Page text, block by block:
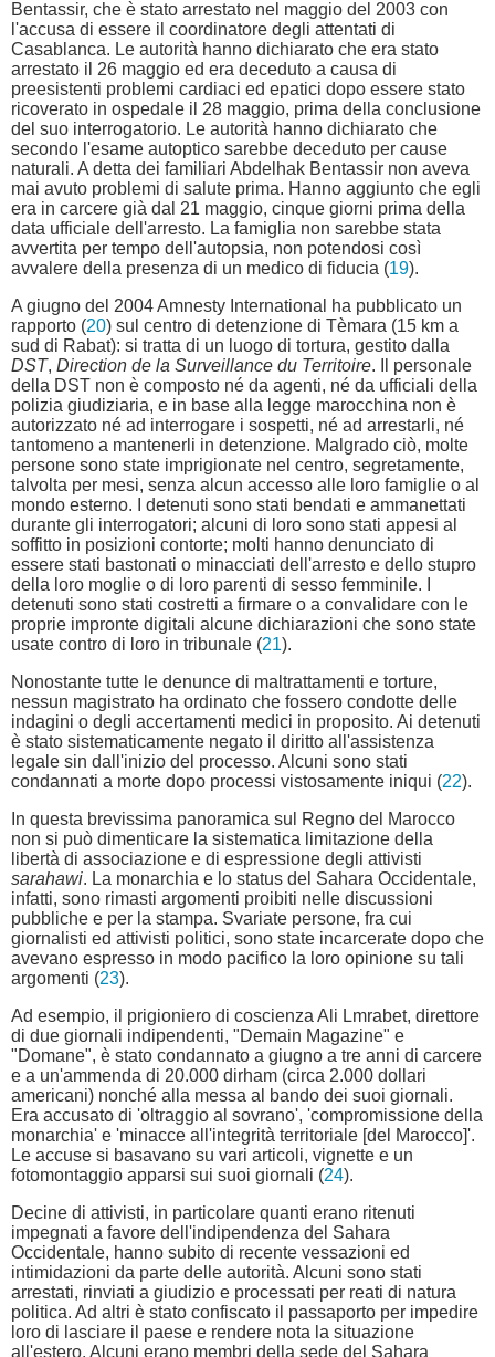
Bentassir, che è stato arrestato nel maggio del 2003 con
l'accusa di essere il coordinatore degli attentati di
Casablanca. Le autorità hanno dichiarato che era stato
arrestato il 26 maggio ed era deceduto a causa di
preesistenti problemi cardiaci ed epatici dopo essere stato
ricoverato in ospedale il 28 maggio, prima della conclusione
del suo interrogatorio. Le autorità hanno dichiarato che
secondo l'esame autoptico sarebbe deceduto per cause
naturali. A detta dei familiari Abdelhak Bentassir non aveva
mai avuto problemi di salute prima. Hanno aggiunto che egli
era in carcere già dal 21 maggio, cinque giorni prima della
data ufficiale dell'arresto. La famiglia non sarebbe stata
avvertita per tempo dell'autopsia, non potendosi così
avvalere della presenza di un medico di fiducia (19).
A giugno del 2004 Amnesty International ha pubblicato un
rapporto (20) sul centro di detenzione di Tèmara (15 km a
sud di Rabat): si tratta di un luogo di tortura, gestito dalla
DST, Direction de la Surveillance du Territoire. Il personale
della DST non è composto né da agenti, né da ufficiali della
polizia giudiziaria, e in base alla legge marocchina non è
autorizzato né ad interrogare i sospetti, né ad arrestarli, né
tantomeno a mantenerli in detenzione. Malgrado ciò, molte
persone sono state imprigionate nel centro, segretamente,
talvolta per mesi, senza alcun accesso alle loro famiglie o al
mondo esterno. I detenuti sono stati bendati e ammanettati
durante gli interrogatori; alcuni di loro sono stati appesi al
soffitto in posizioni contorte; molti hanno denunciato di
essere stati bastonati o minacciati dell'arresto e dello stupro
della loro moglie o di loro parenti di sesso femminile. I
detenuti sono stati costretti a firmare o a convalidare con le
proprie impronte digitali alcune dichiarazioni che sono state
usate contro di loro in tribunale (21).
Nonostante tutte le denunce di maltrattamenti e torture,
nessun magistrato ha ordinato che fossero condotte delle
indagini o degli accertamenti medici in proposito. Ai detenuti
è stato sistematicamente negato il diritto all'assistenza
legale sin dall'inizio del processo. Alcuni sono stati
condannati a morte dopo processi vistosamente iniqui (22).
In questa brevissima panoramica sul Regno del Marocco
non si può dimenticare la sistematica limitazione della
libertà di associazione e di espressione degli attivisti
sarahawi. La monarchia e lo status del Sahara Occidentale,
infatti, sono rimasti argomenti proibiti nelle discussioni
pubbliche e per la stampa. Svariate persone, fra cui
giornalisti ed attivisti politici, sono state incarcerate dopo che
avevano espresso in modo pacifico la loro opinione su tali
argomenti (23).
Ad esempio, il prigioniero di coscienza Ali Lmrabet, direttore
di due giornali indipendenti, "Demain Magazine" e
"Domane", è stato condannato a giugno a tre anni di carcere
e a un'ammenda di 20.000 dirham (circa 2.000 dollari
americani) nonché alla messa al bando dei suoi giornali.
Era accusato di 'oltraggio al sovrano', 'compromissione della
monarchia' e 'minacce all'integrità territoriale [del Marocco]'.
Le accuse si basavano su vari articoli, vignette e un
fotomontaggio apparsi sui suoi giornali (24).
Decine di attivisti, in particolare quanti erano ritenuti
impegnati a favore dell'indipendenza del Sahara
Occidentale, hanno subito di recente vessazioni ed
intimidazioni da parte delle autorità. Alcuni sono stati
arrestati, rinviati a giudizio e processati per reati di natura
politica. Ad altri è stato confiscato il passaporto per impedire
loro di lasciare il paese e rendere nota la situazione
all'estero. Alcuni erano membri della sede del Sahara